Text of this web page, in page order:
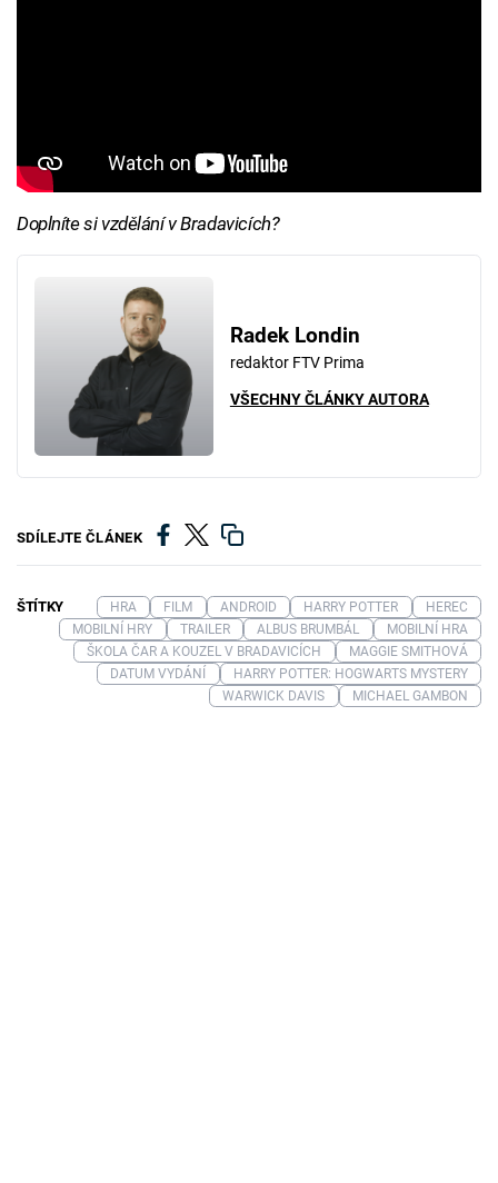
Doplníte si vzdělání v Bradavicích?
Radek Londin
redaktor FTV Prima
VŠECHNY ČLÁNKY AUTORA
SDÍLEJTE ČLÁNEK
ŠTÍTKY HRA FILM ANDROID HARRY POTTER
HEREC
MOBILNÍ HRY
TRAILER ALBUS BRUMBÁL
MOBILNÍ HRA
ŠKOLA ČAR A KOUZEL V BRADAVICÍCH
MAGGIE SMITHOVÁ
DATUM VYDÁNÍ
HARRY POTTER: HOGWARTS MYSTERY
WARWICK DAVIS
MICHAEL GAMBON